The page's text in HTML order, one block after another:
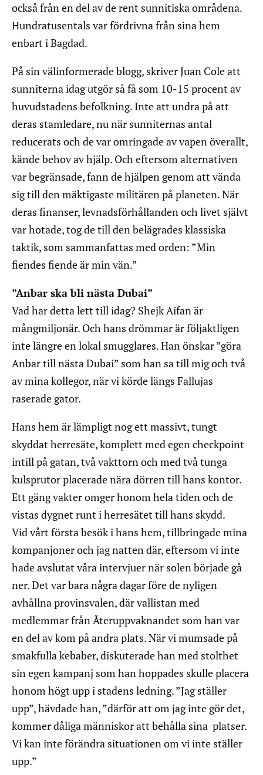
också från en del av de rent sunnitiska områdena.
Hundratusentals var fördrivna från sina hem
enbart i Bagdad.
På sin välinformerade blogg, skriver Juan Cole att
sunniterna idag utgör så få som 10-15 procent av
huvudstadens befolkning. Inte att undra på att
deras stamledare, nu när sunniternas antal
reducerats och de var omringade av vapen överallt,
kände behov av hjälp. Och eftersom alternativen
var begränsade, fann de hjälpen genom att vända
sig till den mäktigaste militären på planeten. När
deras finanser, levnadsförhållanden och livet självt
var hotade, tog de till den belägrades klassiska
taktik, som sammanfattas med orden: ”Min
fiendes fiende är min vän.”
”Anbar ska bli nästa Dubai”
Vad har detta lett till idag? Shejk Aifan är
mångmiljonär. Och hans drömmar är följaktligen
inte längre en lokal smugglares. Han önskar ”göra
Anbar till nästa Dubai” som han sa till mig och två
av mina kollegor, när vi körde längs Fallujas
raserade gator.
Hans hem är lämpligt nog ett massivt, tungt
skyddat herresäte, komplett med egen checkpoint
intill på gatan, två vakttorn och med två tunga
kulsprutor placerade nära dörren till hans kontor.
Ett gäng vakter omger honom hela tiden och de
vistas dygnet runt i herresätet till hans skydd.
Vid vårt första besök i hans hem, tillbringade mina
kompanjoner och jag natten där, eftersom vi inte
hade avslutat våra intervjuer när solen började gå
ner. Det var bara några dagar före de nyligen
avhållna provinsvalen, där vallistan med
medlemmar från Återuppvaknandet som han var
en del av kom på andra plats. När vi mumsade på
smakfulla kebaber, diskuterade han med stolthet
sin egen kampanj som han hoppades skulle placera
honom högt upp i stadens ledning. ”Jag ställer
upp”, hävdade han, ”därför att om jag inte gör det,
kommer dåliga människor att behålla sina platser.
Vi kan inte förändra situationen om vi inte ställer
upp.”